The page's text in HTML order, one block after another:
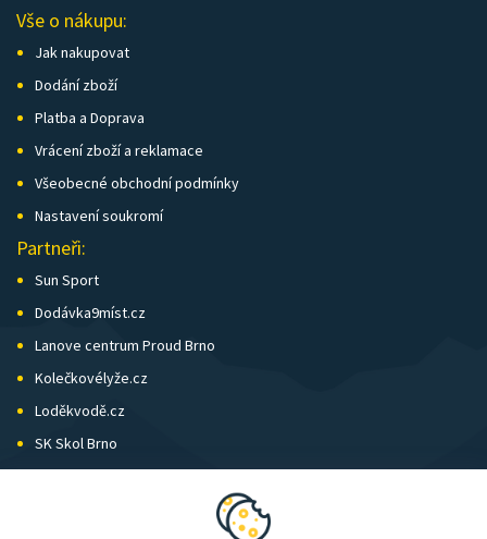
Vše o nákupu:
Jak nakupovat
Dodání zboží
Platba a Doprava
Vrácení zboží a reklamace
Všeobecné obchodní podmínky
Nastavení soukromí
Partneři:
Sun Sport
Dodávka9míst.cz
Lanove centrum Proud Brno
Kolečkovélyže.cz
Loděkvodě.cz
SK Skol Brno
Biatlon Brno